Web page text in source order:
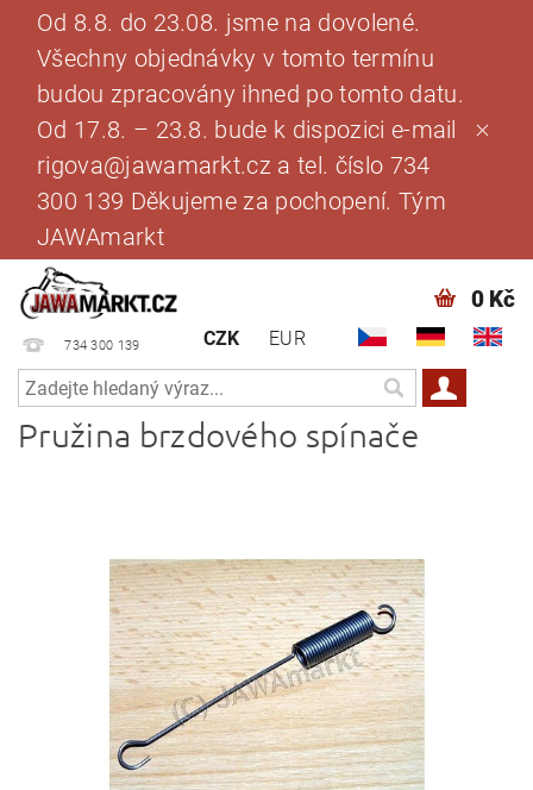
Od 8.8. do 23.08. jsme na dovolené.
Všechny objednávky v tomto termínu
budou zpracovány ihned po tomto datu.
Od 17.8. – 23.8. bude k dispozici e-mail
rigova@jawamarkt.cz a tel. číslo 734
300 139 Děkujeme za pochopení. Tým
JAWAmarkt
734 300 139 CZK EUR
0 Kč
Pružina brzdového spínače